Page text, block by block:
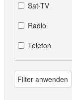
Sat-TV
Radio
Telefon
Filter anwenden